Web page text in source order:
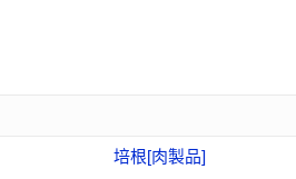
培根[肉製品]